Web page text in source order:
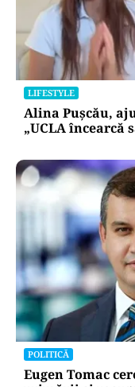
LIFESTYLE
Alina Pușcău,
„UCLA încearcă
POLITICĂ
Eugen Tomac